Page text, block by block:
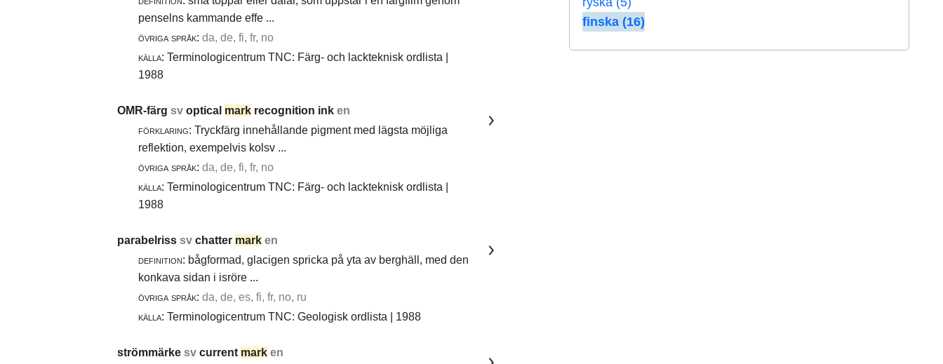
finska (16)
penselns kammande effe ...
övriga språk: da, de, fi, fr, no
källa: Terminologicentrum TNC: Färg- och lackteknisk ordlista |
1988
OMR-färg sv optical markrecognition ink en
förklaring: Tryckfärg innehållande pigment med lägsta möjliga
reflektion, exempelvis kolsv ...
övriga språk: da, de, fi, fr, no
källa: Terminologicentrum TNC: Färg- och lackteknisk ordlista |
1988
parabelriss sv chatter mark en
definition: bågformad, glacigen spricka på yta av berghäll, med den
konkava sidan i isröre ...
övriga språk: da, de, es, fi, fr, no, ru
källa: Terminologicentrum TNC: Geologisk ordlista | 1988
strömmärke sv current mark en